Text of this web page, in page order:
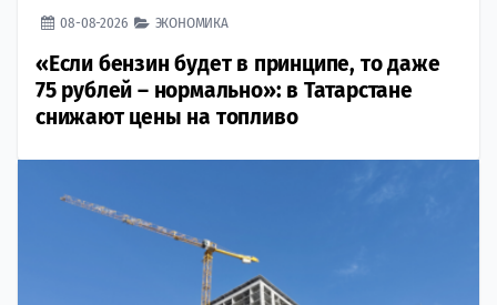
08-08-2026 ЭКОНОМИКА
«Если бензин будет в принципе, то даже
75 рублей – нормально»: в Татарстане
снижают цены на топливо